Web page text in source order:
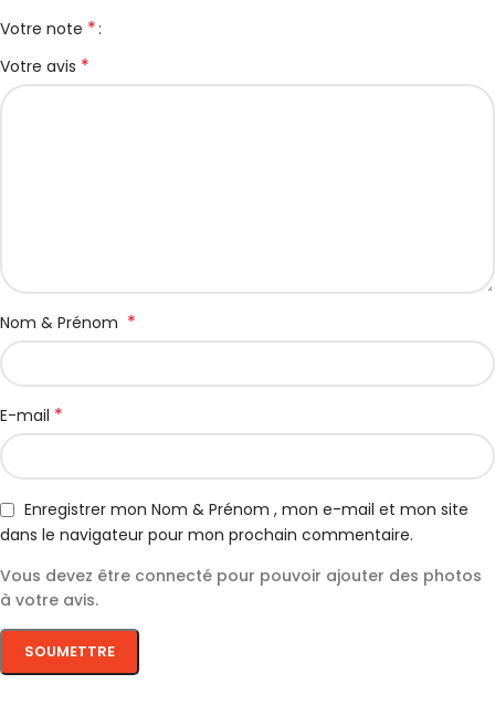
Votre note *
Votre avis *
Nom & Prénom *
E-mail *
Enregistrer mon Nom & Prénom , mon e-mail et mon site
dans le navigateur pour mon prochain commentaire.
Vous devez être connecté pour pouvoir ajouter des photos
à votre avis.